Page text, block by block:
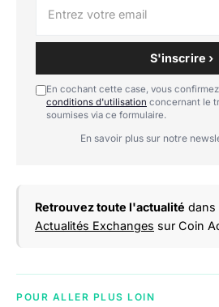
S'inscrire ›
En cochant cette case, vous
conditions d'utilisation concernant le
soumises via ce formulaire.
En savoir plus sur notre
Retrouvez toute l'actualité dans
Actualités Exchanges sur Coin
POUR ALLER PLUS LOIN